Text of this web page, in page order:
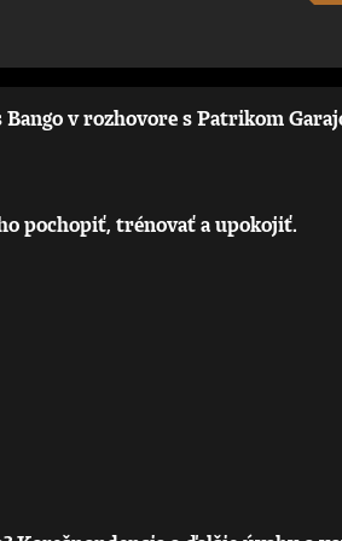
k debate o umelej inteligencii –
o umelej inteligencii od človeka, ktorý sa
Úprimne odporúčam.“ - Wendy Hall,
a benefitmi, ktoré prináša
Susskind je majster
výkonnejšiu umelú inteligenciu zajtrajška.
súhlasiť s jeho závermi ani s
univerzita
v rozhovore s Patrikom
pochopiť, trénovať a upokojiť.